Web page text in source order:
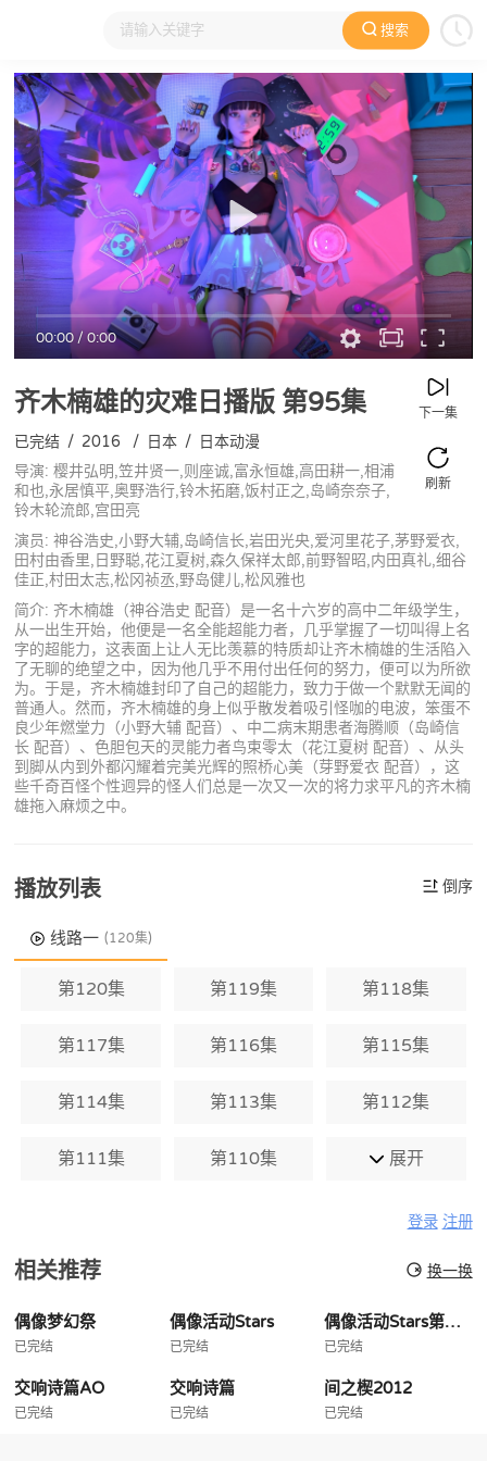
搜索
大家在看 日本动漫 国产动漫 欧美动漫 动漫电影
00:00/0:00
齐木楠雄的灾难日播版第95集 下一集
刷新
已完结 / 2016 / 日本 / 日本动漫
导演: 樱井弘明,笠井贤一,则座诚,富永恒雄,高田耕一,相浦
和也,永居慎平,奥野浩行,铃木拓磨,饭村正之,岛崎奈奈子,
铃木轮流郎,宫田亮
演员: 神谷浩史,小野大辅,岛崎信长,岩田光央,爱河里花子,茅野爱衣,
田村由香里,日野聪,花江夏树,森久保祥太郎,前野智昭,内田真礼,细谷
佳正,村田太志,松冈祯丞,野岛健儿,松风雅也
简介: 齐木楠雄（神谷浩史 配音）是一名十六岁的高中二年级学生，
从一出生开始，他便是一名全能超能力者，几乎掌握了一切叫得上名
字的超能力，这表面上让人无比羡慕的特质却让齐木楠雄的生活陷入
了无聊的绝望之中，因为他几乎不用付出任何的努力，便可以为所欲
为。于是，齐木楠雄封印了自己的超能力，致力于做一个默默无闻的
普通人。然而，齐木楠雄的身上似乎散发着吸引怪咖的电波，笨蛋不
良少年燃堂力（小野大辅 配音）、中二病末期患者海腾顺（岛崎信
长 配音）、色胆包天的灵能力者鸟束零太（花江夏树 配音）、从头
到脚从内到外都闪耀着完美光辉的照桥心美（芽野爱衣 配音），这
些千奇百怪个性迥异的怪人们总是一次又一次的将力求平凡的齐木楠
雄拖入麻烦之中。
播放列表 倒序
线路一 (120集)
第120集 第119集 第118集
第117集 第116集 第115集
第114集 第113集 第112集
第111集 第110集 展开
登录 注册
相关推荐 换一换
偶像梦幻祭
已完结
偶像活动Stars
已完结
偶像活动Stars第二季
已完结
交响诗篇AO
已完结
交响诗篇
已完结
间之楔2012
已完结